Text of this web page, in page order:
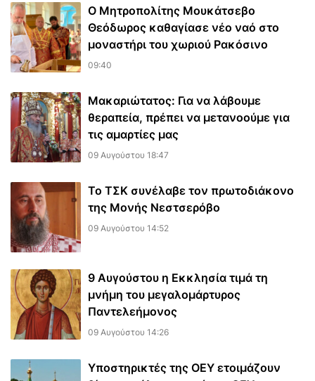
Ο Μητροπολίτης Μουκάτσεβο
Θεόδωρος καθαγίασε νέο ναό στο
μοναστήρι του χωριού Ρακόσινο
09:40
Μακαριώτατος: Για να λάβουμε
θεραπεία, πρέπει να μετανοούμε για
τις αμαρτίες μας
09 Αυγούστου 18:47
Το ΤΣΚ συνέλαβε τον πρωτοδιάκονο
της Μονής Νεστσερόβο
09 Αυγούστου 14:52
9 Αυγούστου η Εκκλησία τιμά τη
μνήμη του μεγαλομάρτυρος
Παντελεήμονος
09 Αυγούστου 14:26
Υποστηρικτές της ΟΕΥ ετοιμάζουν